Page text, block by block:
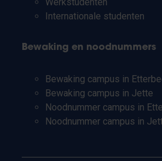
Internationale studenten
Bewaking en noodnummers
Bewaking campus in
Bewaking campus in Jette
Noodnummer campus in
Noodnummer campus in